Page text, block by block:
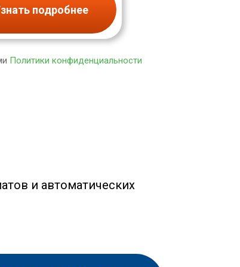
подробнее
Политики конфиденциальности
и автоматических